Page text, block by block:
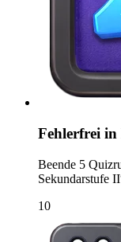
Fehlerfrei
Beende 5
Sekundarstufe
10